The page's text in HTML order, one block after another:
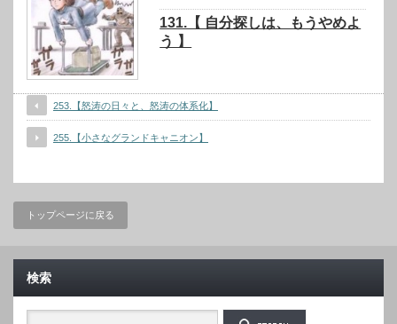
131.【 自分探しは、もうやめよ
う 】
253.【怒涛の日々と、怒涛の体系化】
255.【小さなグランドキャニオン】
トップページに戻る
検索